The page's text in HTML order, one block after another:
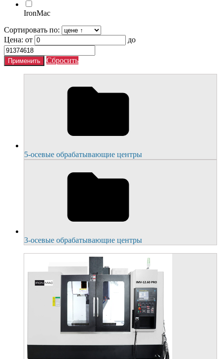
IronMac
Сортировать по:
Цена: от до
Сбросить
5-осевые обрабатывающие центры
3-осевые обрабатывающие центры